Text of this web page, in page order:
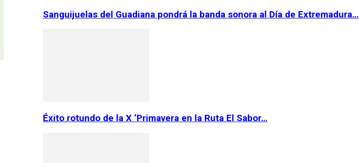
Sanguijuelas del Guadiana pondrá la banda sonora al Día de Extremadura…
Éxito rotundo de la X ‘Primavera en la Ruta El Sabor…